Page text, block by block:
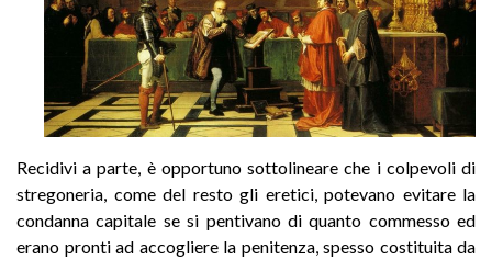
Recidivi a parte, è opportuno sottolineare che i colpevoli di
stregoneria, come del resto gli eretici, potevano evitare la
condanna capitale se si pentivano di quanto commesso ed
erano pronti ad accogliere la penitenza, spesso costituita da